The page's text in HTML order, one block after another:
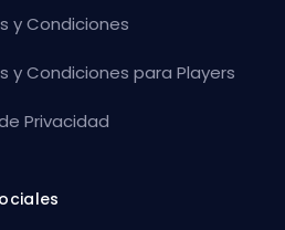
y Condiciones
y Condiciones para Players
Privacidad